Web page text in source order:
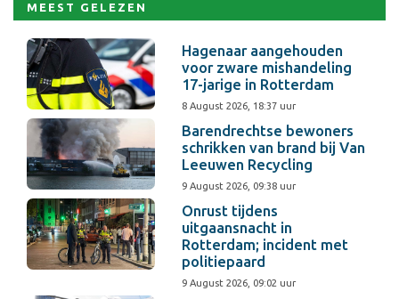
MEEST GELEZEN
Hagenaar aangehouden
voor zware mishandeling
17-jarige in Rotterdam
8 August 2026, 18:37 uur
Barendrechtse bewoners
schrikken van brand bij Van
Leeuwen Recycling
9 August 2026, 09:38 uur
Onrust tijdens
uitgaansnacht in
Rotterdam; incident met
politiepaard
9 August 2026, 09:02 uur